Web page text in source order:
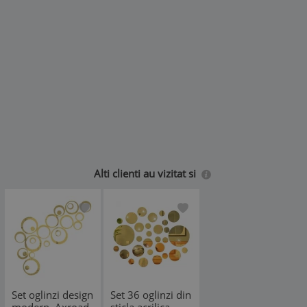
-Grosime: 2-3 mm.
-Datorita grosimii mici oglinda adera bine fara a cadea de
pe perete. Se fixeaza cu o banda puternica de montare,
care se afla pe partea din spate a oglinzii.
-Pe produs exista o folie de protectie care trebuie
-Culorile prezentate trebuie tratate ca ilustrative - ele pot
Alti clienti au vizitat si
Set oglinzi design
Set 36 oglinzi din